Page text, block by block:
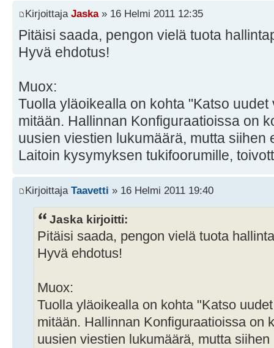
Kirjoittaja Jaska» 16 Helmi 2011 12:35
Pitäisi saada, pengon vielä tuota
Hyvä ehdotus!
Muox:
Tuolla yläoikealla on kohta "Katso
mitään. Hallinnan Konfiguraatioissa on
uusien viestien lukumäärä, mutta siihen
Laitoin kysymyksen tukifoorumille,
Kirjoittaja Taavetti » 16 Helmi 2011 19:40
Jaska kirjoitti:
Pitäisi saada, pengon vielä tuota
Hyvä ehdotus!
Muox:
Tuolla yläoikealla on kohta "Katso
mitään. Hallinnan Konfiguraatioissa on
uusien viestien lukumäärä, mutta